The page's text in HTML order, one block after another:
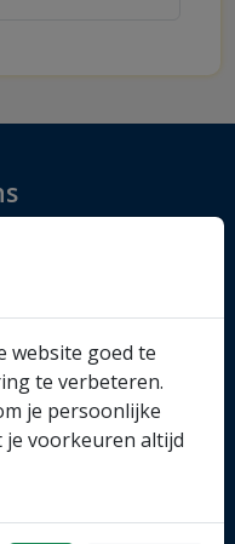
website goed te
te verbeteren.
je persoonlijke
je voorkeuren altijd